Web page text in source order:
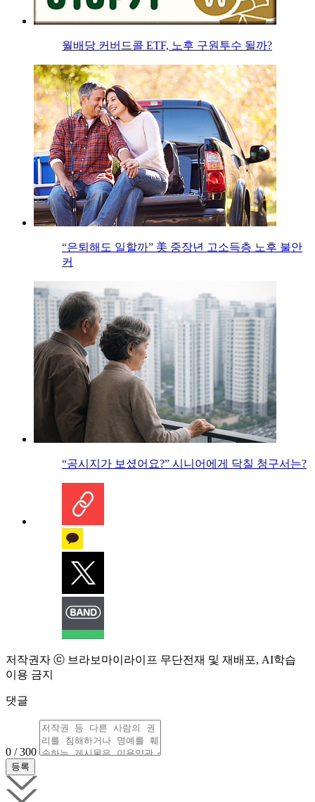
월배당 커버드콜 ETF, 노후 구원투수 될까?
“은퇴해도 일할까” 美 중장년 고소득층 노후 불안
커
“공시지가 보셨어요?” 시니어에게 닥칠 청구서는?
저작권자 ⓒ 브라보마이라이프 무단전재 및 재배포, AI학습
이용 금지
댓글
0 / 300